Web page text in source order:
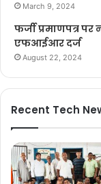
March 9, 2024
फर्जी प्रमाणपत्र पर
एफआईआर दर्ज
August 22, 2024
Recent Tech